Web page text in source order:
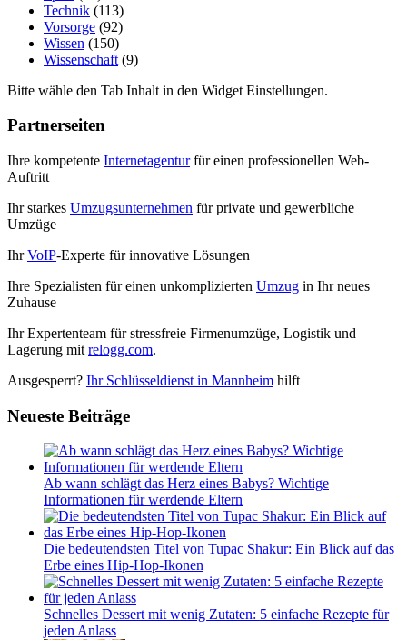
Technik (113)
Vorsorge (92)
Wissen (150)
Wissenschaft (9)
Bitte wähle den Tab Inhalt in den Widget Einstellungen.
Partnerseiten
Ihre kompetente Internetagenturfür einen professionellen Web-
Auftritt
Ihr starkes Umzugsunternehmen für private und gewerbliche
Umzüge
IhrVoIP-Experte für innovative Lösungen
Ihre Spezialisten für einen unkomplizierten Umzug in Ihr neues
Zuhause
Ihr Expertenteam für stressfreie Firmenumzüge, Logistik und
Lagerung mit relogg.com.
Ausgesperrt? Ihr Schlüsseldienst in Mannheim hilft
Neueste Beiträge
Ab wann schlägt das Herz eines Babys? Wichtige
Informationen für werdende Eltern
Die bedeutendsten Titel von Tupac Shakur: Ein Blick auf das
Erbe eines Hip-Hop-Ikonen
Schnelles Dessert mit wenig Zutaten: 5 einfache Rezepte für
jeden Anlass